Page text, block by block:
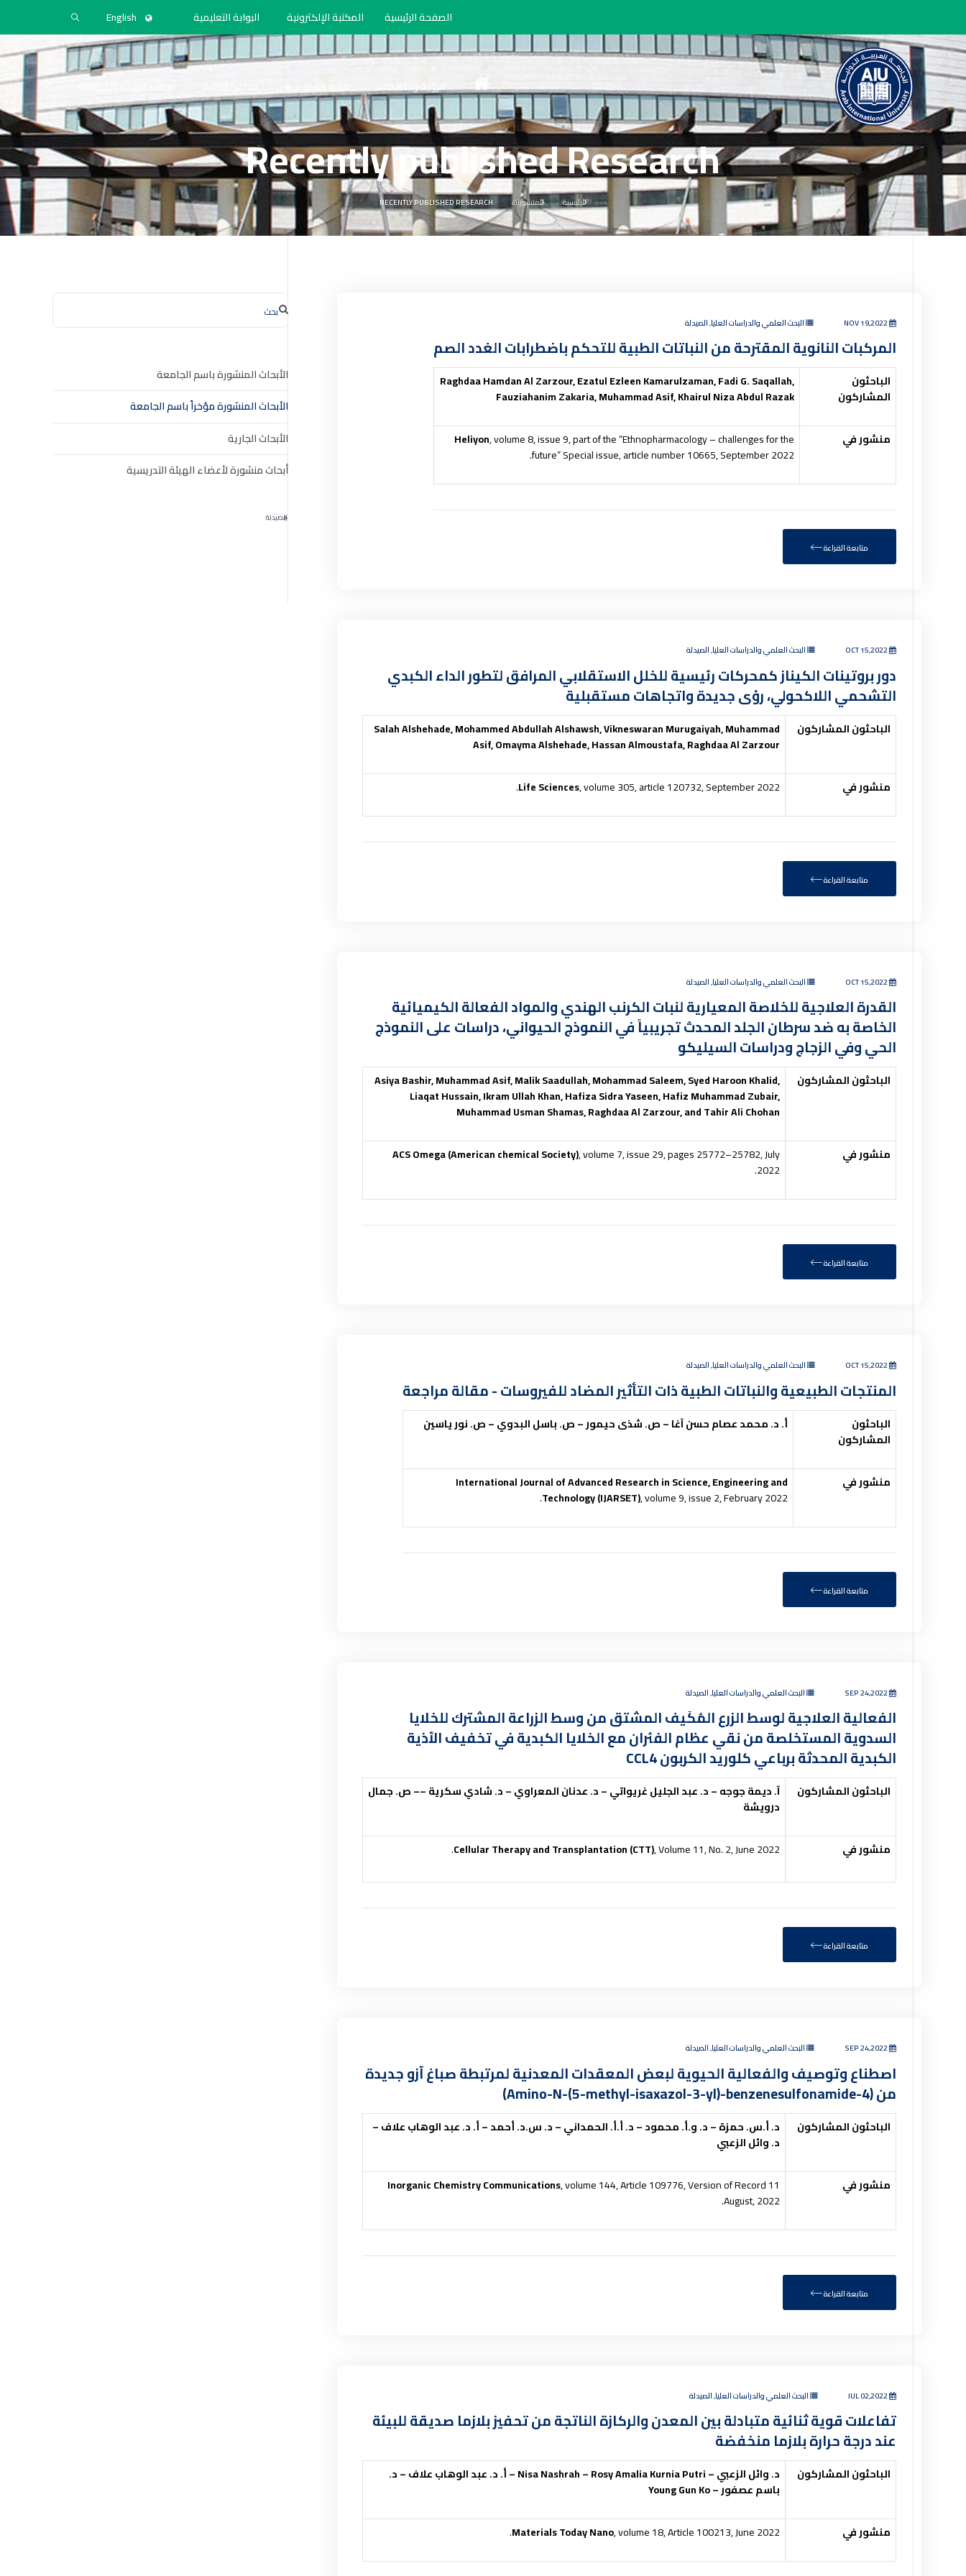
الصفحة الرئيسية المكتبة الإلكترونية البوابة التعليمية English
الرؤية والأهداف البنية التنظيمية
Recently published Research
الرئيسية المنشورات RECENTLY PUBLISHED RESEARCH
NOV 19,2022 البحث العلمي والدراسات العليا, الصيدلة
المركبات النانوية المقترحة من النباتات الطبية للتحكم باضطرابات الغدد الصم
الباحثون
المشاركون
Raghdaa Hamdan Al Zarzour, Ezatul Ezleen Kamarulzaman, Fadi G. Saqallah,
Fauziahanim Zakaria, Muhammad Asif, Khairul Niza Abdul Razak
منشور في Heliyon, volume 8, issue 9, part of the “Ethnopharmacology – challenges for the
future” Special issue, article number 10665, September 2022.
متابعة القراءة
OCT 15,2022 البحث العلمي والدراسات العليا, الصيدلة
دور بروتينات الكيناز كمحركات رئيسية للخلل الاستقلابي المرافق لتطور الداء الكبدي
التشحمي اللاكحولي، رؤى جديدة واتجاهات مستقبلية
الباحثون المشاركون
Salah Alshehade, Mohammed Abdullah Alshawsh, Vikneswaran Murugaiyah, Muhammad
Asif, Omayma Alshehade, Hassan Almoustafa, Raghdaa Al Zarzour
منشور في Life Sciences, volume 305, article 120732, September 2022.
متابعة القراءة
OCT 15,2022 البحث العلمي والدراسات العليا, الصيدلة
القدرة العلاجية للخلاصة المعيارية لنبات الكرنب الهندي والمواد الفعالة الكيميائية
الخاصة به ضد سرطان الجلد المحدث تجريبياً في النموذج الحيواني، دراسات على النموذج
الحي وفي الزجاج ودراسات السيليكو
الباحثون المشاركون
Asiya Bashir, Muhammad Asif, Malik Saadullah, Mohammad Saleem, Syed Haroon Khalid,
Liaqat Hussain, Ikram Ullah Khan, Hafiza Sidra Yaseen, Hafiz Muhammad Zubair,
Muhammad Usman Shamas, Raghdaa Al Zarzour, and Tahir Ali Chohan
منشور في ACS Omega (American chemical Society), volume 7, issue 29, pages 25772–25782, July
2022.
متابعة القراءة
OCT 15,2022 البحث العلمي والدراسات العليا, الصيدلة
المنتجات الطبيعية والنباتات الطبية ذات التأثير المضاد للفيروسات - مقالة مراجعة
الباحثون
المشاركون
أ. د. محمد عصام حسن آغا – ص. شذى حيمور – ص. باسل البدوي – ص. نور ياسين
منشور في
International Journal of Advanced Research in Science, Engineering and
Technology (IJARSET), volume 9, issue 2, February 2022.
متابعة القراءة
SEP 24,2022 البحث العلمي والدراسات العليا, الصيدلة
الفعالية العلاجية لوسط الزرع المُكَيف المشتق من وسط الزراعة المشترك للخلايا
السدوية المستخلصة من نقي عظام الفئران مع الخلايا الكبدية في تخفيف الأذية
الكبدية المحدثة برباعي كلوريد الكربون CCL4
الباحثون المشاركون
آ. ديمة جوجه – د. عبد الجليل غريواتي – د. عدنان المعراوي – د. شادي سكرية –– ص. جمال
درويشة
منشور في Cellular Therapy and Transplantation (CTT), Volume 11, No. 2, June 2022.
متابعة القراءة
SEP 24,2022 البحث العلمي والدراسات العليا, الصيدلة
اصطناع وتوصيف والفعالية الحيوية لبعض المعقدات المعدنية لمرتبطة صباغ آزو جديدة
من (4-Amino-N-(5-methyl-isaxazol-3-yl)-benzenesulfonamide)
الباحثون المشاركون
د. أ.س. حمزة – د. و.أ. محمود – د. أ.أ. الحمداني – د. س.د. أحمد – أ. د. عبد الوهاب علاف –
د. وائل الزعبي
منشور في Inorganic Chemistry Communications, volume 144, Article 109776, Version of Record 11
August, 2022.
متابعة القراءة
JUL 02,2022 البحث العلمي والدراسات العليا, الصيدلة
تفاعلات قوية ثنائية متبادلة بين المعدن والركازة الناتجة من تحفيز بلازما صديقة للبيئة
عند درجة حرارة بلازما منخفضة
الباحثون المشاركون د. وائل الزعبي – Nisa Nashrah–Rosy Amalia Kurnia Putri
– أ. د. عبد الوهاب علاف – د.
باسم عصفور –Young Gun Ko
منشور في Materials Today Nano, volume 18, Article 100213, June 2022.
الأبحاث المنشورة باسم الجامعة
الأبحاث المنشورة مؤخراً باسم الجامعة
الأبحاث الجارية
أبحاث منشورة لأعضاء الهيئة التدريسية
الصيدلة